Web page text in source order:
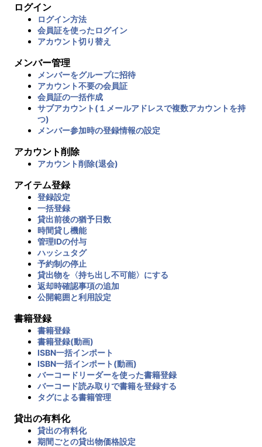
ログイン
ログイン方法
会員証を使ったログイン
アカウント切り替え
メンバー管理
メンバーをグループに招待
アカウント不要の会員証
会員証の一括作成
サブアカウント(１メールアドレスで複数アカウントを持
つ)
メンバー参加時の登録情報の設定
アカウント削除
アカウント削除(退会)
アイテム登録
登録設定
一括登録
貸出前後の猶予日数
時間貸し機能
管理IDの付与
ハッシュタグ
予約制の停止
貸出物を〈持ち出し不可能〉にする
返却時確認事項の追加
公開範囲と利用設定
書籍登録
書籍登録
書籍登録(動画)
ISBN一括インポート
ISBN一括インポート(動画)
バーコードリーダーを使った書籍登録
バーコード読み取りで書籍を登録する
タグによる書籍管理
貸出の有料化
貸出の有料化
期間ごとの貸出物価格設定